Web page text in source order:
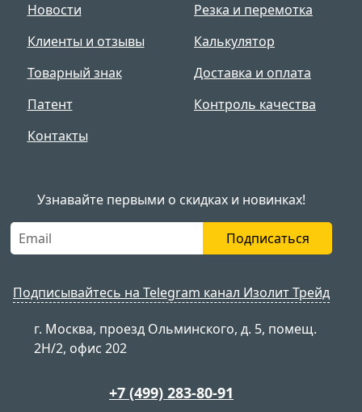
Новости
Клиенты и отзывы
Товарный знак
Патент
Контакты
Резка и перемотка
Калькулятор
Доставка и оплата
Контроль качества
Узнавайте первыми о скидках и новинках!
Подписаться
Подписывайтесь на Telegram канал Изолит Трейд
г. Москва, проезд Ольминского, д. 5, помещ.
2Н/2, офис 202
+7 (499) 283-80-91